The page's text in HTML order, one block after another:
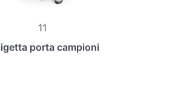
11
porta campioni